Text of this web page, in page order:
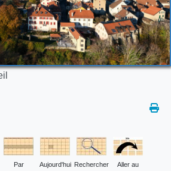
Par Aujourd'hui Rechercher Aller au